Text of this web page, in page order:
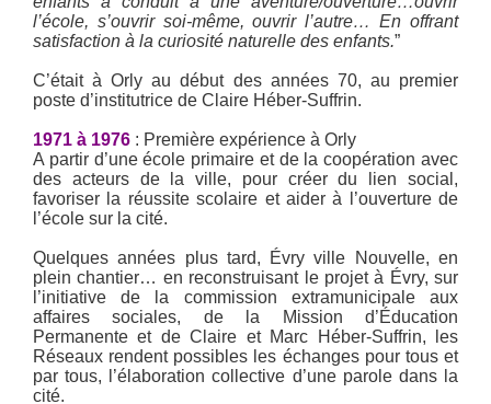
l’école, s’ouvrir soi-même, ouvrir l’autre… En offrant
satisfaction à la curiosité naturelle des enfants.”
C’était à Orly au début des années 70, au premier
poste d’institutrice de Claire Héber-Suffrin.
1971 à 1976 : Première expérience à Orly
A partir d’une école primaire et de la coopération avec
des acteurs de la ville, pour créer du lien social,
favoriser la réussite scolaire et aider à l’ouverture de
l’école sur la cité.
Quelques années plus tard, Évry ville Nouvelle, en
plein chantier… en reconstruisant le projet à Évry, sur
l’initiative de la commission extramunicipale aux
affaires sociales, de la Mission d’Éducation
Permanente et de Claire et Marc Héber-Suffrin, les
Réseaux rendent possibles les échanges pour tous et
par tous, l’élaboration collective d’une parole dans la
cité.